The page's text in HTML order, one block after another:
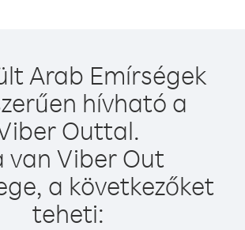
Arab Emírségek
hívható a
Outtal.
van Viber Out
a következőket
teheti: